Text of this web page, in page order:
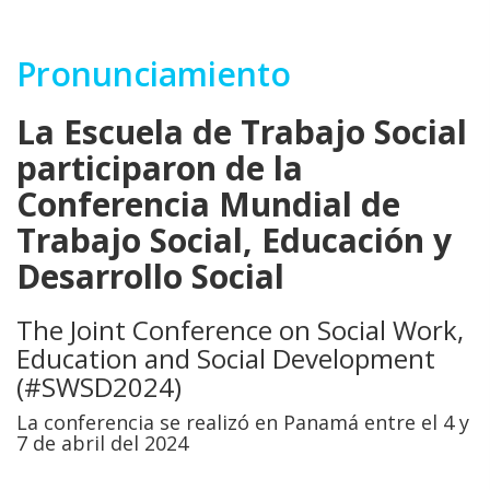
Pronunciamiento
La Escuela de Trabajo Social
participaron de la
Conferencia Mundial de
Trabajo Social, Educación y
Desarrollo Social
The Joint Conference on Social Work,
Education and Social Development
(#SWSD2024)
La conferencia se realizó en Panamá entre el 4 y
7 de abril del 2024